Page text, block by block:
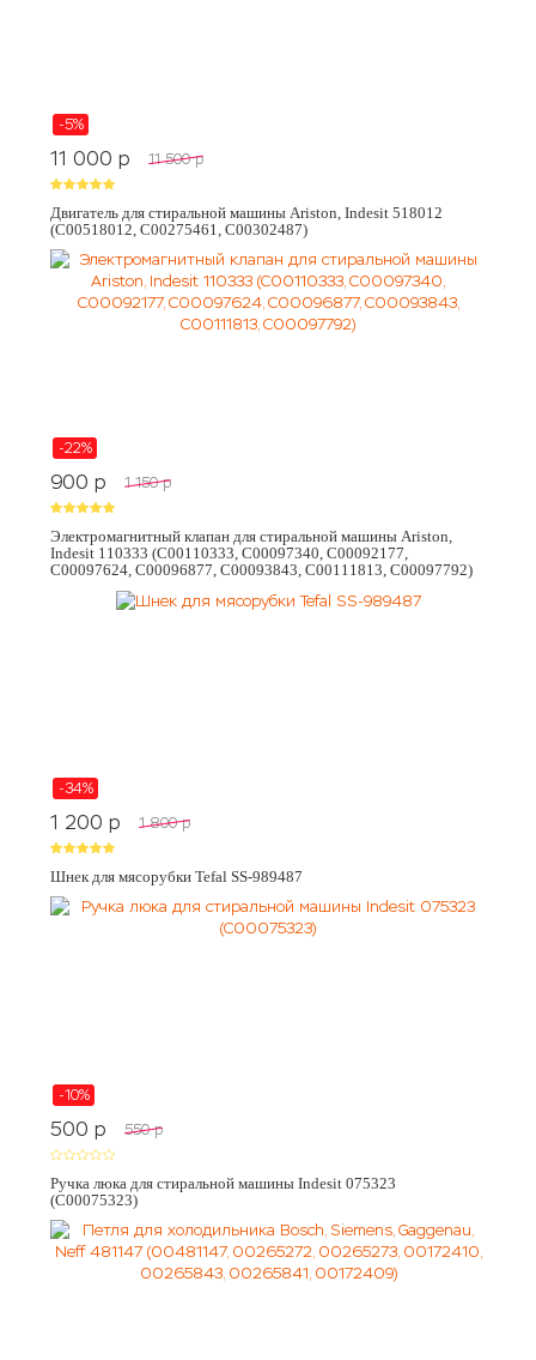
-5%
11 000 p 11 500 p
Двигатель для стиральной машины Ariston, Indesit 518012
(C00518012, C00275461, C00302487)
-22%
900 p 1 150 p
Электромагнитный клапан для стиральной машины Ariston,
Indesit 110333 (C00110333, C00097340, C00092177,
C00097624, C00096877, C00093843, C00111813, C00097792)
-34%
1 200 p 1 800 p
Шнек для мясорубки Tefal SS-989487
-10%
500 p 550 p
Ручка люка для стиральной машины Indesit 075323
(C00075323)